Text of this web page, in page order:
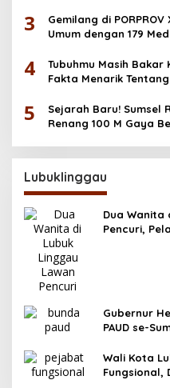
3
Gemilang di
Umum dengan 179
4
Tubuhmu Masih Bakar
Fakta Menarik
5
Sejarah Baru! Sumsel
Renang 100 M Gaya
Lubuklinggau
Dua Wanita
Pencuri,
Gubernur
PAUD se-
Wali Kota
Fungsional,